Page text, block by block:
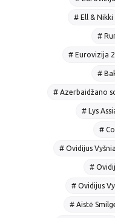
# Ell & Nikki
#
# Eurovizija
#
# Azerbaidžano
# Lys
#
# Ovidijus
#
# Ovidijus
# Aistė